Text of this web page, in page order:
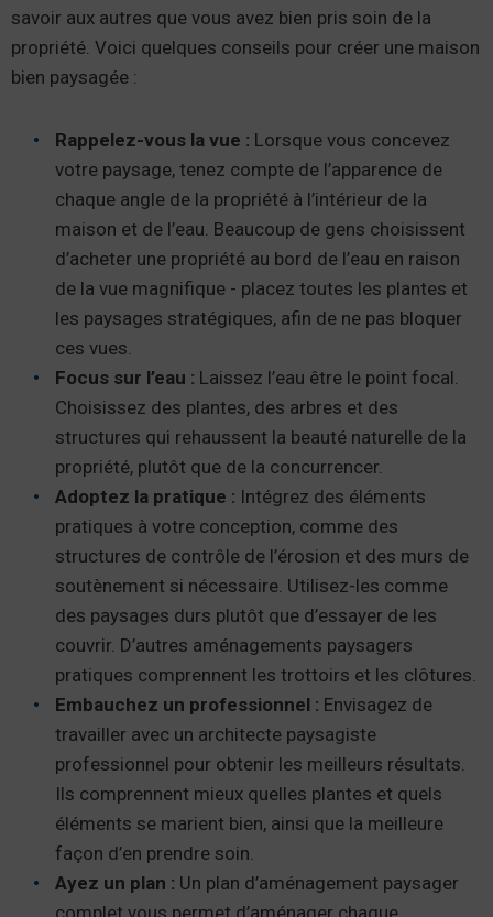
savoir aux autres que vous avez bien pris soin de la
propriété. Voici quelques conseils pour créer une maison
bien paysagée :
Rappelez-vous la vue : Lorsque vous concevez
votre paysage, tenez compte de l’apparence de
chaque angle de la propriété à l’intérieur de la
maison et de l’eau. Beaucoup de gens choisissent
d’acheter une propriété au bord de l’eau en raison
de la vue magnifique - placez toutes les plantes et
les paysages stratégiques, afin de ne pas bloquer
ces vues.
Focus sur l’eau : Laissez l’eau être le point focal.
Choisissez des plantes, des arbres et des
structures qui rehaussent la beauté naturelle de la
propriété, plutôt que de la concurrencer.
Adoptez la pratique : Intégrez des éléments
pratiques à votre conception, comme des
structures de contrôle de l’érosion et des murs de
soutènement si nécessaire. Utilisez-les comme
des paysages durs plutôt que d’essayer de les
couvrir. D’autres aménagements paysagers
pratiques comprennent les trottoirs et les clôtures.
Embauchez un professionnel : Envisagez de
travailler avec un architecte paysagiste
professionnel pour obtenir les meilleurs résultats.
Ils comprennent mieux quelles plantes et quels
éléments se marient bien, ainsi que la meilleure
façon d’en prendre soin.
Ayez un plan : Un plan d’aménagement paysager
complet vous permet d’aménager chaque